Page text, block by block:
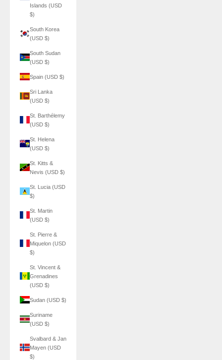
Islands (USD
$)
South Korea
(USD $)
South Sudan
(USD $)
Spain (USD $)
Sri Lanka
(USD $)
St. Barthélemy
(USD $)
St. Helena
(USD $)
St. Kitts &
Nevis (USD $)
St. Lucia (USD
$)
St. Martin
(USD $)
St. Pierre &
Miquelon (USD
$)
St. Vincent &
Grenadines
(USD $)
Sudan (USD $)
Suriname
(USD $)
Svalbard & Jan
Mayen (USD
$)